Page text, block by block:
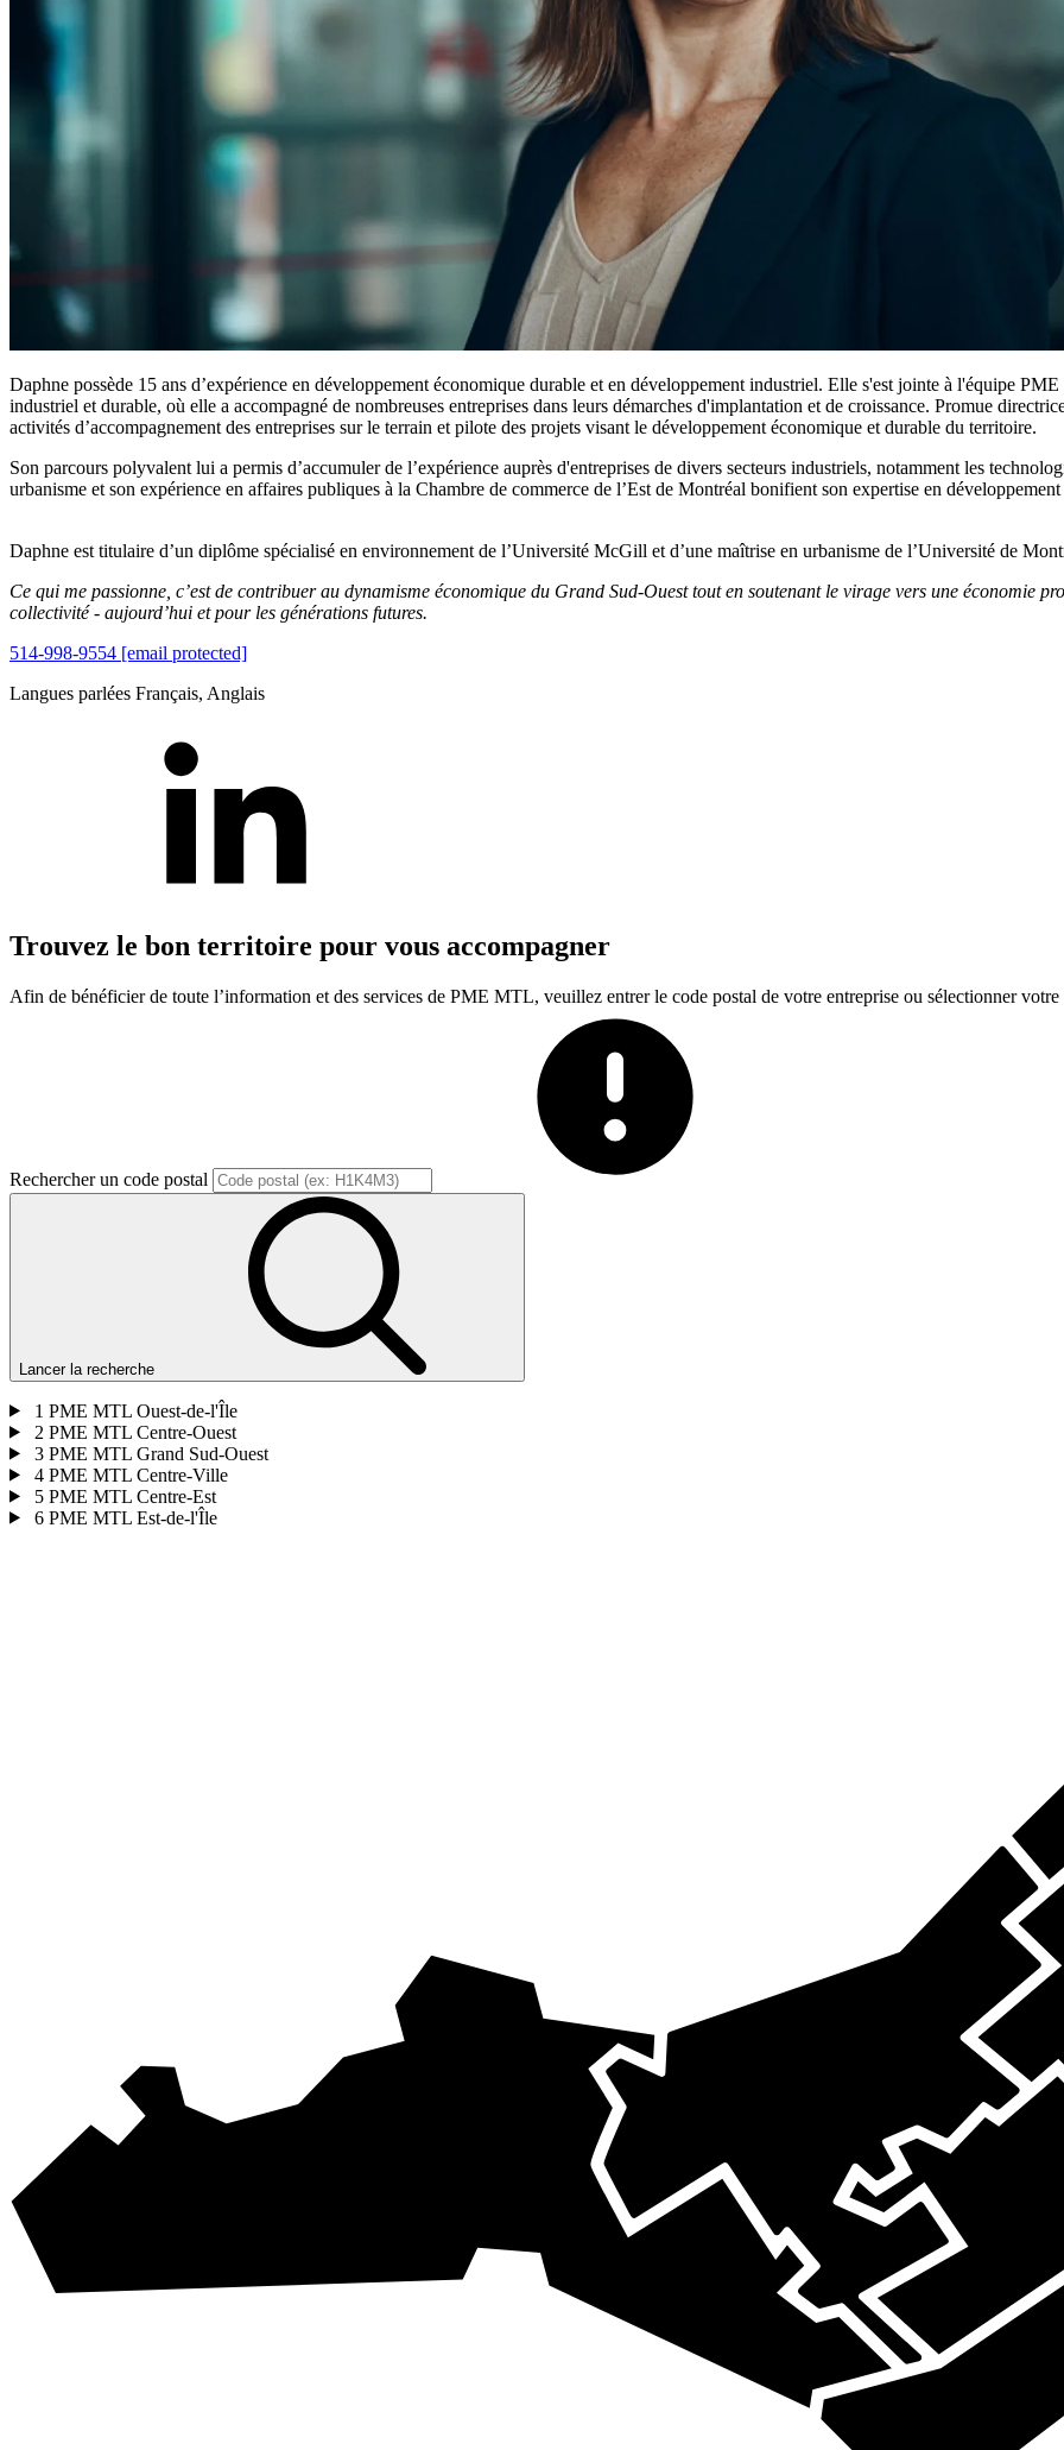
Daphne possède 15 ans d’expérience en développement économique durable et en développement industriel. Elle s'est jointe à l'équipe
industriel et durable, où elle a accompagné de nombreuses entreprises dans leurs démarches d'implantation et de croissance. Promue
activités d’accompagnement des entreprises sur le terrain et pilote des projets visant le développement économique et durable du territoire.
Son parcours polyvalent lui a permis d’accumuler de l’expérience auprès d'entreprises de divers secteurs industriels, notamment les
urbanisme et son expérience en affaires publiques à la Chambre de commerce de l’Est de Montréal bonifient son expertise en
Daphne est titulaire d’un diplôme spécialisé en environnement de l’Université McGill et d’une maîtrise en urbanisme de l’Université de
Ce qui me passionne, c’est de contribuer au dynamisme économique du Grand Sud-Ouest tout en soutenant le virage vers une économie
collectivité - aujourd’hui et pour les générations futures.
514-998-9554 [email protected]
Langues parlées Français, Anglais
Trouvez le bon territoire pour vous accompagner
Afin de bénéficier de toute l’information et des services de PME MTL, veuillez entrer le code postal de votre entreprise ou sélectionner votre
Rechercher un code postal
Lancer la recherche
1 PME MTL Ouest-de-l'Île
2 PME MTL Centre-Ouest
3 PME MTL Grand Sud-Ouest
4 PME MTL Centre-Ville
5 PME MTL Centre-Est
6 PME MTL Est-de-l'Île